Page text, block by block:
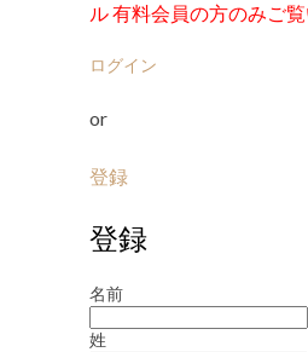
ル 有料会員の方のみご
ログイン
or
登録
登録
名前
姓